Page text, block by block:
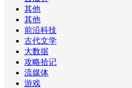
其他
其他
前沿科技
古代文学
大数据
攻略拾记
流媒体
游戏